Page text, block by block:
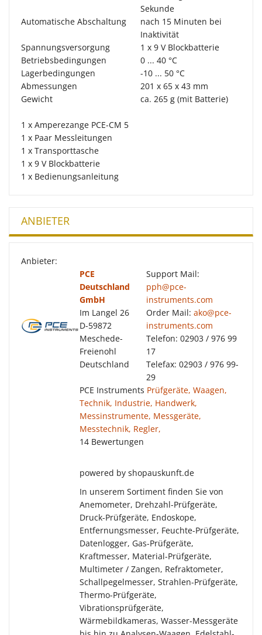
Sekunde
Automatische Abschaltung
nach 15 Minuten bei
Inaktivität
Spannungsversorgung
1 x 9 V Blockbatterie
Betriebsbedingungen
0 ... 40 °C
Lagerbedingungen
-10 ... 50 °C
Abmessungen
201 x 65 x 43 mm
Gewicht
ca. 265 g (mit Batterie)
1 x Amperezange PCE-CM 5
1 x Paar Messleitungen
1 x Transporttasche
1 x 9 V Blockbatterie
1 x Bedienungsanleitung
ANBIETER
Anbieter:
PCE
Deutschland
GmbH
Im Langel 26
D-59872
Meschede-
Freienohl
Deutschland
Support Mail:
pph@pce-
instruments.com
Order Mail: ako@pce-
instruments.com
Telefon: 02903 / 976 99
17
Telefax: 02903 / 976 99-
29
PCE Instruments Prüfgeräte, Waagen,
Technik, Industrie, Handwerk,
Messinstrumente, Messgeräte,
Messtechnik, Regler,
14 Bewertungen
powered by shopauskunft.de
In unserem Sortiment finden Sie von
Anemometer, Drehzahl-Prüfgeräte,
Druck-Prüfgeräte, Endoskope,
Entfernungsmesser, Feuchte-Prüfgeräte,
Datenlogger, Gas-Prüfgeräte,
Kraftmesser, Material-Prüfgeräte,
Multimeter / Zangen, Refraktometer,
Schallpegelmesser, Strahlen-Prüfgeräte,
Thermo-Prüfgeräte,
Vibrationsprüfgeräte,
Wärmebildkameras, Wasser-Messgeräte